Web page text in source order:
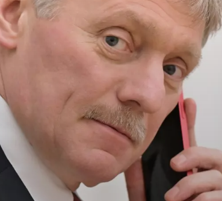
°C
, 22°C
Пловдив, 24°C
, 22°C
Силистра , 25
Сливен , 22°C
Смолян, 17°C
°C
Стара Загора 20°C
24°C
Хасково,